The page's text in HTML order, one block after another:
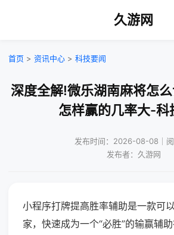
久游网
首页 > 资讯中心 > 科技要闻
深度全解!微乐湖南麻将怎么
怎样赢的几率大-科
发布时间：2026-08-08｜阅
发布者：久游网
小程序打牌提高胜率辅助是一款可
家，快速成为一个“必胜”的输赢辅